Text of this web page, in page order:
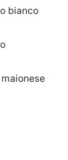
bianco